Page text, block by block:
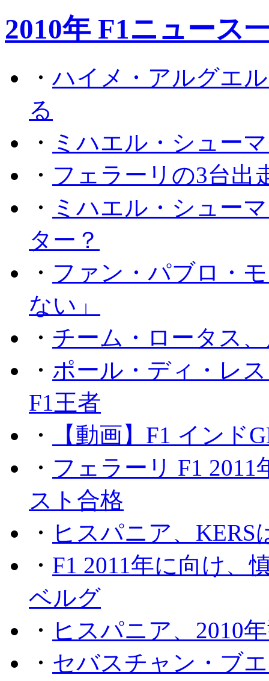
2010年 F1ニュース
・ハイメ・アルグエ
る
・ ミハエル・シュー
・ フェラーリの3台出
・ ミハエル・シュー
ター？
・ ファン・パブロ・
ない」
・ チーム・ロータス
・ ポール・ディ・レ
F1王者
・
【動画】F1 インド
・ フェラーリ F1
スト合格
・ ヒスパニア、KERS
・ F1 2011年に向け、
ベルグ
・ ヒスパニア、2010
・ セバスチャン・ブ